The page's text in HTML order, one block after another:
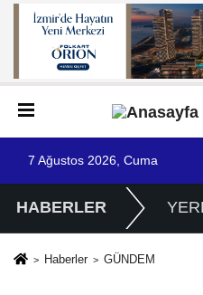
7 Ağustos 2026, Cuma
HABERLER
Haberler GÜNDEM